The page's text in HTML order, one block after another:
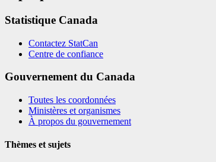
Statistique Canada
Contactez StatCan
Centre de confiance
Gouvernement du Canada
Toutes les coordonnées
Ministères et organismes
À propos du gouvernement
Thèmes et sujets